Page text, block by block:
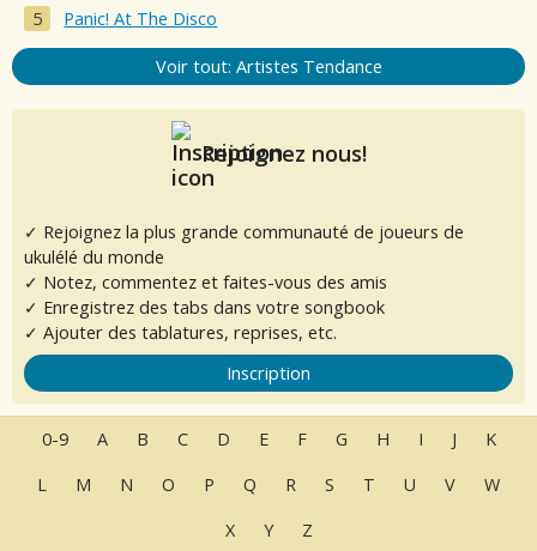
Panic! At The Disco
Voir tout: Artistes Tendance
Rejoignez nous!
✓ Rejoignez la plus grande communauté de joueurs de
ukulélé du monde
✓ Notez, commentez et faites-vous des amis
✓ Enregistrez des tabs dans votre songbook
✓ Ajouter des tablatures, reprises, etc.
Inscription
0-9 A B C D E F G H I J
K
L
M N O P Q R S T U V
W
X
Y Z